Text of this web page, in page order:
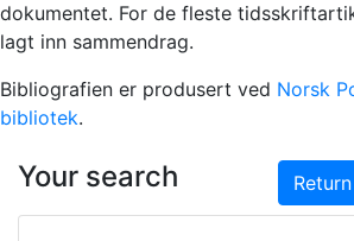
dokumentet. For de fleste
lagt inn sammendrag.
Bibliografien er produsert ved Norsk
bibliotek.
Your search